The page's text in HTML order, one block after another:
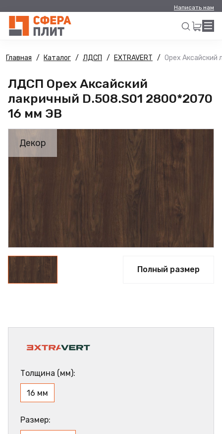
Написать нам
Искать
Главная Каталог ЛДСП EXTRAVERT Орех Аксайский
ЛДСП Орех Аксайский
лакричный D.508.S01 2800*2070
16 мм ЭВ
Декор
Полный размер
Толщина (мм):
16 мм
Размер: